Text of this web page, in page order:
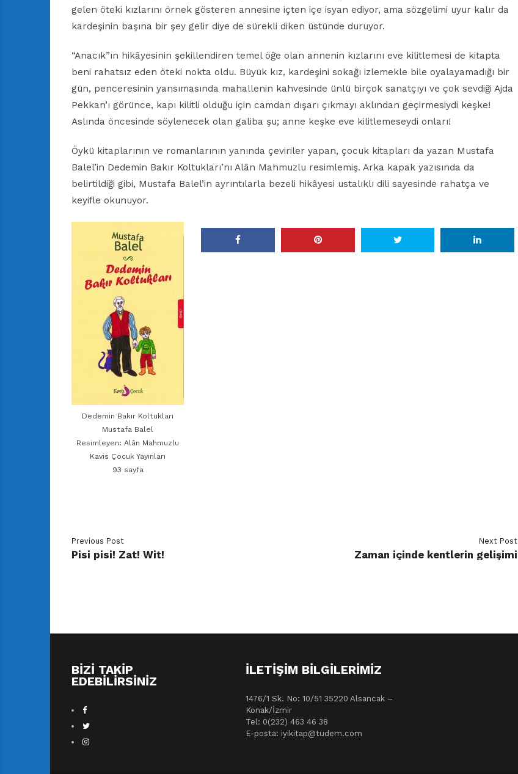
gelen öteki kızlarını örnek gösteren annesine içten içe isyan ediyor, ama sözgelimi uyur kalır da
kardeşinin başına bir şey gelir diye de sürekli diken üstünde duruyor.
“Anacık”ın hikâyesinin şekillendiren temel öğe olan annenin kızlarını eve kilitlemesi de kitapta
beni rahatsız eden öteki nokta oldu. Büyük kız, kardeşini sokağı izlemekle bile oyalayamadığı bir
gün, penceresinin yansımasında mahallenin kahvesinde ünlü birçok sanatçıyı ve çok sevdiği Ajda
Pekkan’ı görünce, kapı kilitli olduğu için camdan dışarı çıkmayı aklından geçirmesiydi keşke!
Aslında öncesinde söylenecek olan galiba şu; anne keşke eve kilitlemeseydi onları!
Öykü kitaplarının ve romanlarının yanında çeviriler yapan, çocuk kitapları da yazan Mustafa
Balel’in Dedemin Bakır Koltukları’nı Alân Mahmuzlu resimlemiş. Arka kapak yazısında da
belirtildiği gibi, Mustafa Balel’in ayrıntılarla bezeli hikâyesi ustalıklı dili sayesinde rahatça ve
keyifle okunuyor.
Dedemin Bakır Koltukları
Mustafa Balel
Resimleyen: Alân Mahmuzlu
Kavis Çocuk Yayınları
93 sayfa
Previous Post
Pisi pisi! Zat! Wit!
Next Post
Zaman içinde kentlerin gelişimi
BIZI TAKIP
EDEBILIRSINIZ
İLETIŞIM BILGILERIMIZ
1476/1 Sk. No: 10/51 35220 Alsancak –
Konak/İzmir
Tel: 0(232) 463 46 38
E-posta: iyikitap@tudem.com